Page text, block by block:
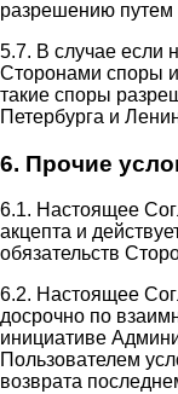
разрешению путем
5.7. В случае если
Сторонами споры
такие споры
Петербурга и
6. Прочие
6.1. Настоящее
акцепта и
обязательств
6.2. Настоящее
досрочно по
инициативе
Пользователем
возврата